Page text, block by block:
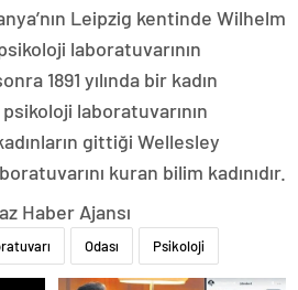
Leipzig kentinde Wilhelm
laboratuvarının
1891 yılında bir kadın
laboratuvarının
gittiği Wellesley
kuran bilim kadınıdır.
Haber Ajansı
Odası Psikoloji